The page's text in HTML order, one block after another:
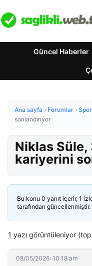
Güncel Haberler
Ana sayfa › Forumlar › Spor
sonlandırıyor
Niklas Süle,
kariyerini
Bu konu 0 yanıt içerir, 1
tarafından güncellenmiştir.
1 yazı görüntüleniyor
08/05/2026: 10:18 am